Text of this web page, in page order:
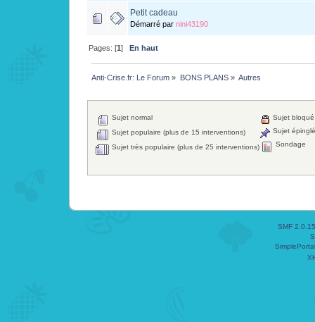
Petit cadeau
Démarré par nini43190
Pages: [1]En haut
Anti-Crise.fr: Le Forum » BONS PLANS» Autres
Sujet normal
Sujet populaire (plus de 15 interventions)
Sujet très populaire (plus de 25 interventions)
Sujet bloqué
Sujet
Sondage
SMF 2.0.15